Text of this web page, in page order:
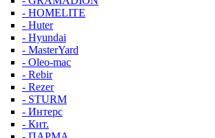
- HOMELITE
- Huter
- Hyundai
- MasterYard
- Oleo-mac
- Rebir
- Rezer
- STURM
- Интерс
- Кит.